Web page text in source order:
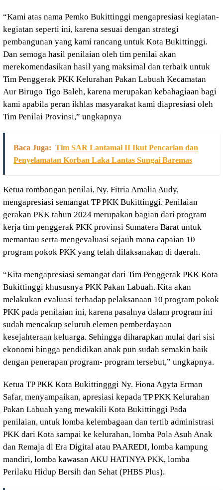
“Kami atas nama Pemko Bukittinggi mengapresiasi kegiatan-
kegiatan seperti ini, karena sesuai dengan strategi
pembangunan yang kami rancang untuk Kota Bukittinggi.
Dan semoga hasil penilaian oleh tim penilai akan
merekomendasikan hasil yang maksimal dan terbaik untuk
Tim Penggerak PKK Kelurahan Pakan Labuah Kecamatan
Aur Birugo Tigo Baleh, karena merupakan kebahagiaan bagi
kami apabila peran ikhlas masyarakat kami diapresiasi oleh
Tim Penilai Provinsi,” ungkapnya
Baca Juga: Tim SAR Lantamal II Ikut Pencarian dan
Penyelamatan Korban Laka Lantas Sungai Baremas
Ketua rombongan penilai, Ny. Fitria Amalia Audy,
mengapresiasi semangat TP PKK Bukittinggi. Penilaian
gerakan PKK tahun 2024 merupakan bagian dari program
kerja tim penggerak PKK provinsi Sumatera Barat untuk
memantau serta mengevaluasi sejauh mana capaian 10
program pokok PKK yang telah dilaksanakan di daerah.
“Kita mengapresiasi semangat dari Tim Penggerak PKK Kota
Bukittinggi khususnya PKK Pakan Labuah. Kita akan
melakukan evaluasi terhadap pelaksanaan 10 program pokok
PKK pada penilaian ini, karena pasalnya dalam program ini
sudah mencakup seluruh elemen pemberdayaan
kesejahteraan keluarga. Sehingga diharapkan mulai dari sisi
ekonomi hingga pendidikan anak pun sudah semakin baik
dengan penerapan program- program tersebut,” ungkapnya.
Ketua TP PKK Kota Bukittingggi Ny. Fiona Agyta Erman
Safar, menyampaikan, apresiasi kepada TP PKK Kelurahan
Pakan Labuah yang mewakili Kota Bukittinggi Pada
penilaian, untuk lomba kelembagaan dan tertib administrasi
PKK dari Kota sampai ke kelurahan, lomba Pola Asuh Anak
dan Remaja di Era Digital atau PAAREDI, lomba kampung
mandiri, lomba kawasan AKU HATINYA PKK, lomba
Perilaku Hidup Bersih dan Sehat (PHBS Plus).